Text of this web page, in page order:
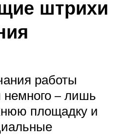
штрихи
работы
немного – лишь
площадку и